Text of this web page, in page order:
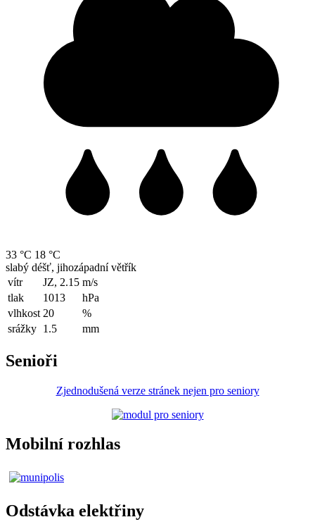
33 °C 18 °C
slabý déšť, jihozápadní větřík
vítr
JZ, 2.15 m/s
tlak
1013
hPa
vlhkost 20
%
srážky 1.5 mm
Senioři
Zjednodušená verze stránek nejen pro seniory
Mobilní rozhlas
Odstávka elektřiny